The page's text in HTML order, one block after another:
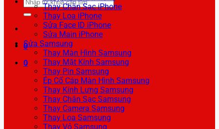
kiếm:
0
0
Thay Chân Sạc iPhone
Thay Loa iPhone
Sửa Face ID iPhone
Sửa Main iPhone
Sửa Samsung
Thay Màn Hình Samsung
Thay Mặt Kính Samsung
Thay Pin Samsung
Ép Cổ Cáp Màn Hình Samsung
Thay Kính Lưng Samsung
Thay Chân Sạc Samsung
Thay Camera Samsung
Thay Loa Samsung
Thay Vỏ Samsung